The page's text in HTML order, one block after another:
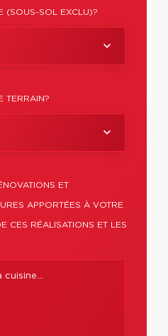
(SOUS-SOL EXCLU)?
TERRAIN?
ET
APPORTÉES À VOTRE
CES RÉALISATIONS ET LES